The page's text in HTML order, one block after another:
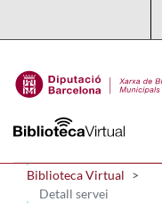
Biblioteca Virtual
Detall servei